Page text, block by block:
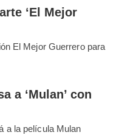
‘El Mejor
El Mejor Guerrero para
a ‘Mulan’ con
a la película Mulan